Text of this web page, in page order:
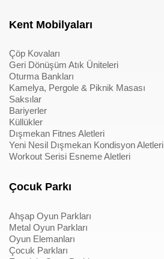
Kent Mobilyaları
Çöp Kovaları
Geri Dönüşüm Atık Üniteleri
Oturma Bankları
Kamelya, Pergole & Piknik Masası
Saksılar
Bariyerler
Küllükler
Dışmekan Fitnes Aletleri
Yeni Nesil Dışmekan Kondisyon Aletleri
Workout Serisi Esneme Aletleri
Çocuk Parkı
Ahşap Oyun Parkları
Metal Oyun Parkları
Oyun Elemanları
Çocuk Parkları